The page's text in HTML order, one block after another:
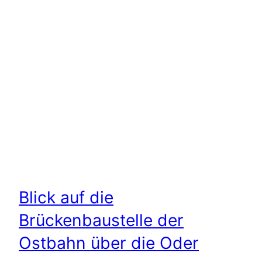
Blick auf die
Brückenbaustelle der
Ostbahn über die Oder